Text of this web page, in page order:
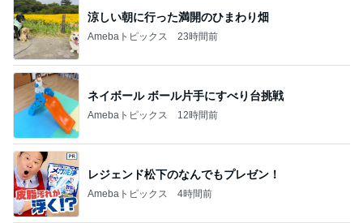
涼しい朝に行った満開のひまわり畑
Amebaトピックス 23時間前
ネイボール ボール片手にすべり台挑戦
Amebaトピックス 12時間前
レジェンド松下のなんでもプレゼン！
Amebaトピックス 4時間前